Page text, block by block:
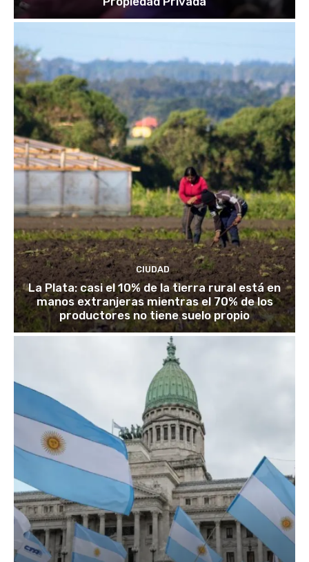
CIUDAD
La Plata: casi el 10% de la tierra rural está en
manos extranjeras mientras el 70% de los
productores no tiene suelo propio